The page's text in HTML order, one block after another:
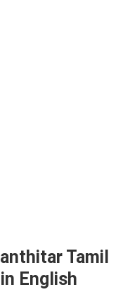
Tamil
English